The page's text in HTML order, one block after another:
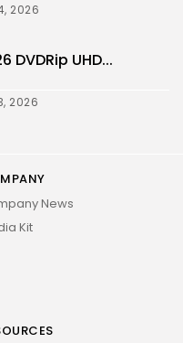
2026
DVDRip UHD...
2026
News
Kit